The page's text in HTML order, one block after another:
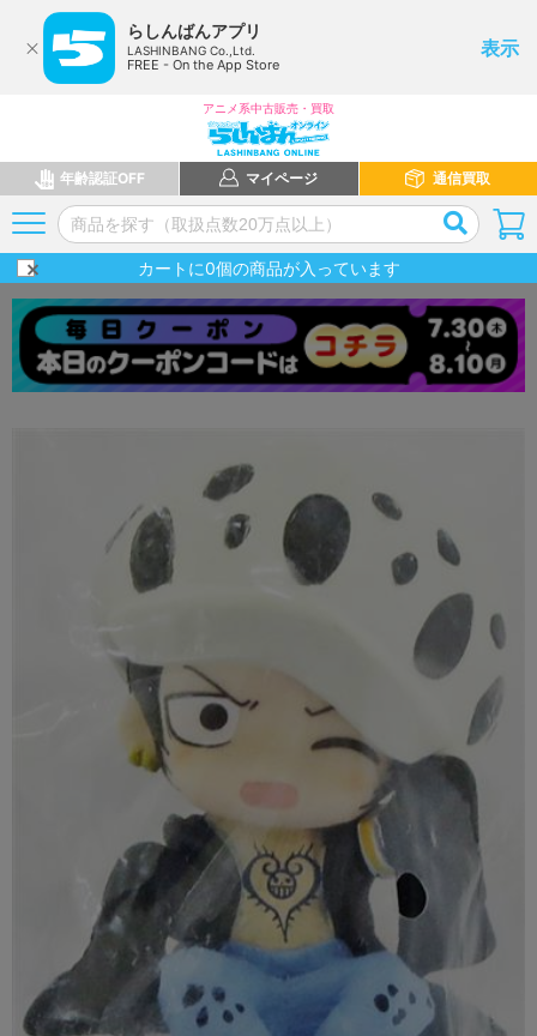
らしんばんアプリ
LASHINBANG Co.,Ltd.
FREE - On the App Store
表示
アニメ系中古販売・買取
年齢認証OFF マイページ 通信買取
カートに0個の商品が入っています